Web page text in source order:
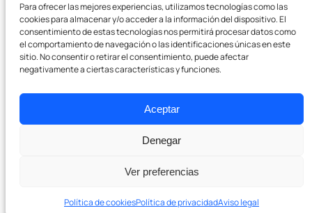
Para ofrecer las mejores experiencias, utilizamos tecnologías como las
cookies para almacenar y/o acceder a la información del dispositivo. El
consentimiento de estas tecnologías nos permitirá procesar datos como
el comportamiento de navegación o las identificaciones únicas en este
sitio. No consentir o retirar el consentimiento, puede afectar
negativamente a ciertas características y funciones.
Aceptar
Denegar
Ver preferencias
Política de cookiesPolítica de privacidadAviso legal
© 2025 Agencia Boutique SEO. Todos los derechos
reservados.
Política de privacidadTérminos y Condiciones